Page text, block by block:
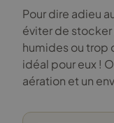
Pour dire adieu
éviter de
humides ou trop
idéal pour eux !
aération et un